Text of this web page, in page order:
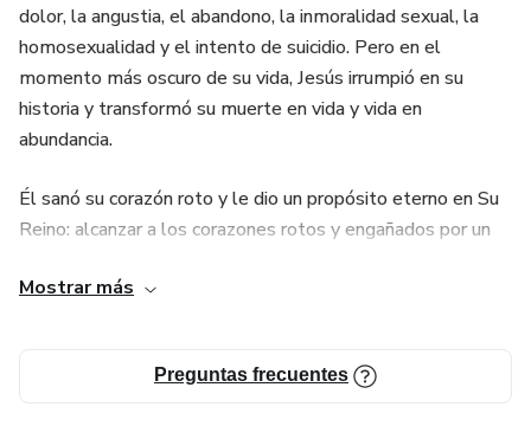
dolor, la angustia, el abandono, la inmoralidad sexual, la
homosexualidad y el intento de suicidio. Pero en el
momento más oscuro de su vida, Jesús irrumpió en su
historia y transformó su muerte en vida y vida en
abundancia.
Él sanó su corazón roto y le dio un propósito eterno en Su
Reino: alcanzar a los corazones rotos y engañados por un
de que no hay salida, para acompañarlos en un caminar a un
Hoy, Valentina levanta con valentía el nombre de Jesús en
alto, desmintiendo las mentiras que el mundo promueve
Mostrar más
Preguntas frecuentes